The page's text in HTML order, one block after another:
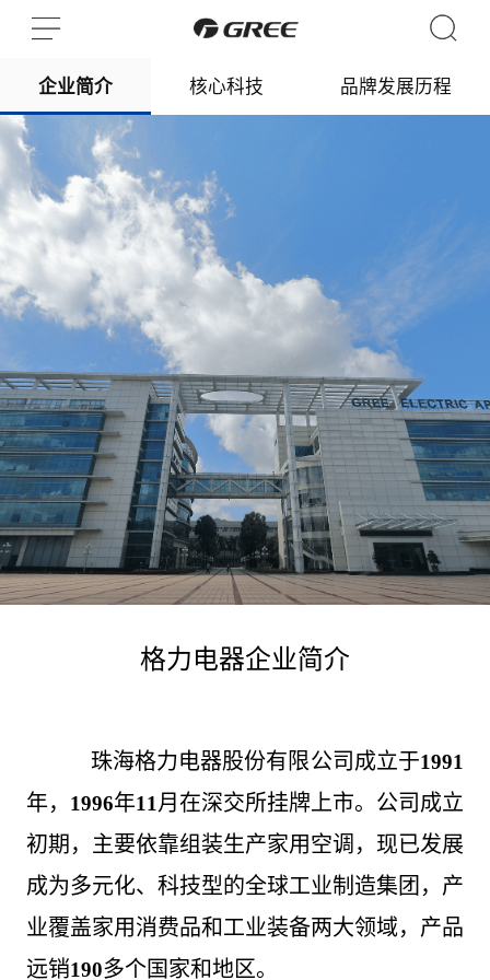
企业简介 核心科技 品牌发展历程
格力电器企业简介
珠海格力电器股份有限公司成立于1991
年， 1996年11 月在深交所挂牌上市。公司成立
初期，主要依靠组装生产家用空调，现已发展
成为多元化、科技型的全球工业制造集团，产
业覆盖家用消费品和工业装备两大领域，产品
远销190多个国家和地区。